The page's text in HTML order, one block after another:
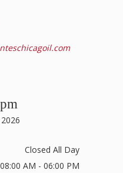
Closed All Day
08:00 AM - 06:00 PM